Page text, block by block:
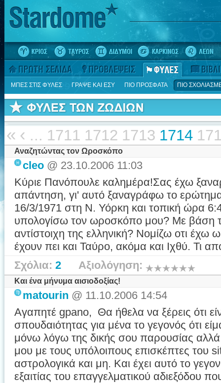
ΜΠΕΣ ΣΤΙΣ ΦΥΛΕΣ ΓΡΑΨΕ ΚΑΙ ΕΣΥ ΠΙΟ ΠΡΟΣΦΑΤΑ ΠΙΟ
« ‹ ... 1711 1712 1713 1714
Αναζητώντας τον Ωροσκόπο
cleo @ 23.10.2006 11:03
Κύριε Πανόπουλε καλημέρα!Σας έχω
απάντηση, γι' αυτό ξαναγράφω το
16/3/1971 στη Ν. Υόρκη και τοπική ώρα
υπολογίσω τον ωροσκόπο μου? Με βάση
αντίστοιχη της ελληνική? Νομίζω οτι
έχουν πει και Ταύρο, ακόμα και Ιχθύ. Τι
Σχόλια: 2 Αξιολόγηση:
Και ένα μήνυμα αισιοδοξίας!
matourin @ 11.10.2006 14:54
Αγαπητέ gpano, Θα ήθελα να ξέρεις ότι
σπουδαιότητας για μένα το γεγονός ότι
μόνω λόγω της δικής σου παρουσίας αλλά
μου με τους υπόλοιπους επισκέπτες του
αστρολογικά και μη. Και έχει αυτό το
εξαιτίας του επαγγελματικού αδιεξόδου